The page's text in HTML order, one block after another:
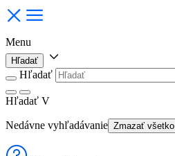
Menu
Hľadať
Hľadať
Hľadať V
Nedávne vyhľadávanie Zmazať všetko